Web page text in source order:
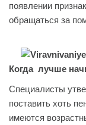
появлении
обращаться за
Когда лучше
Специалисты
поставить хоть
имеются